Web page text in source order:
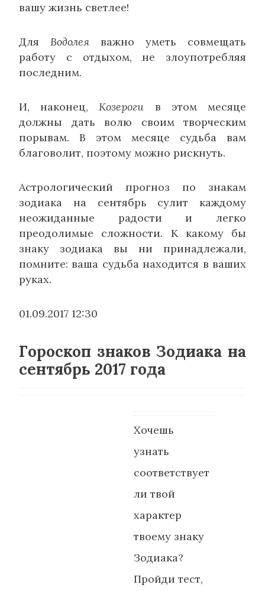
вашу жизнь светлее!
Для Водолея важно уметь совмещать
работу с отдыхом, не злоупотребляя
последним.
И, наконец,Козероги в этом месяце
должны дать волю своим творческим
порывам. В этом месяце судьба вам
благоволит, поэтому можно рискнуть.
Астрологический прогноз по знакам
зодиака на сентябрь сулит каждому
неожиданные радости и легко
преодолимые сложности. К какому бы
знаку зодиака вы ни принадлежали,
помните: ваша судьба находится в ваших
руках.
01.09.2017 12:30
Гороскоп знаков Зодиака на
сентябрь 2017 года
Хочешь
узнать
соответствует
ли твой
характер
твоему знаку
Зодиака?
Пройди тест,